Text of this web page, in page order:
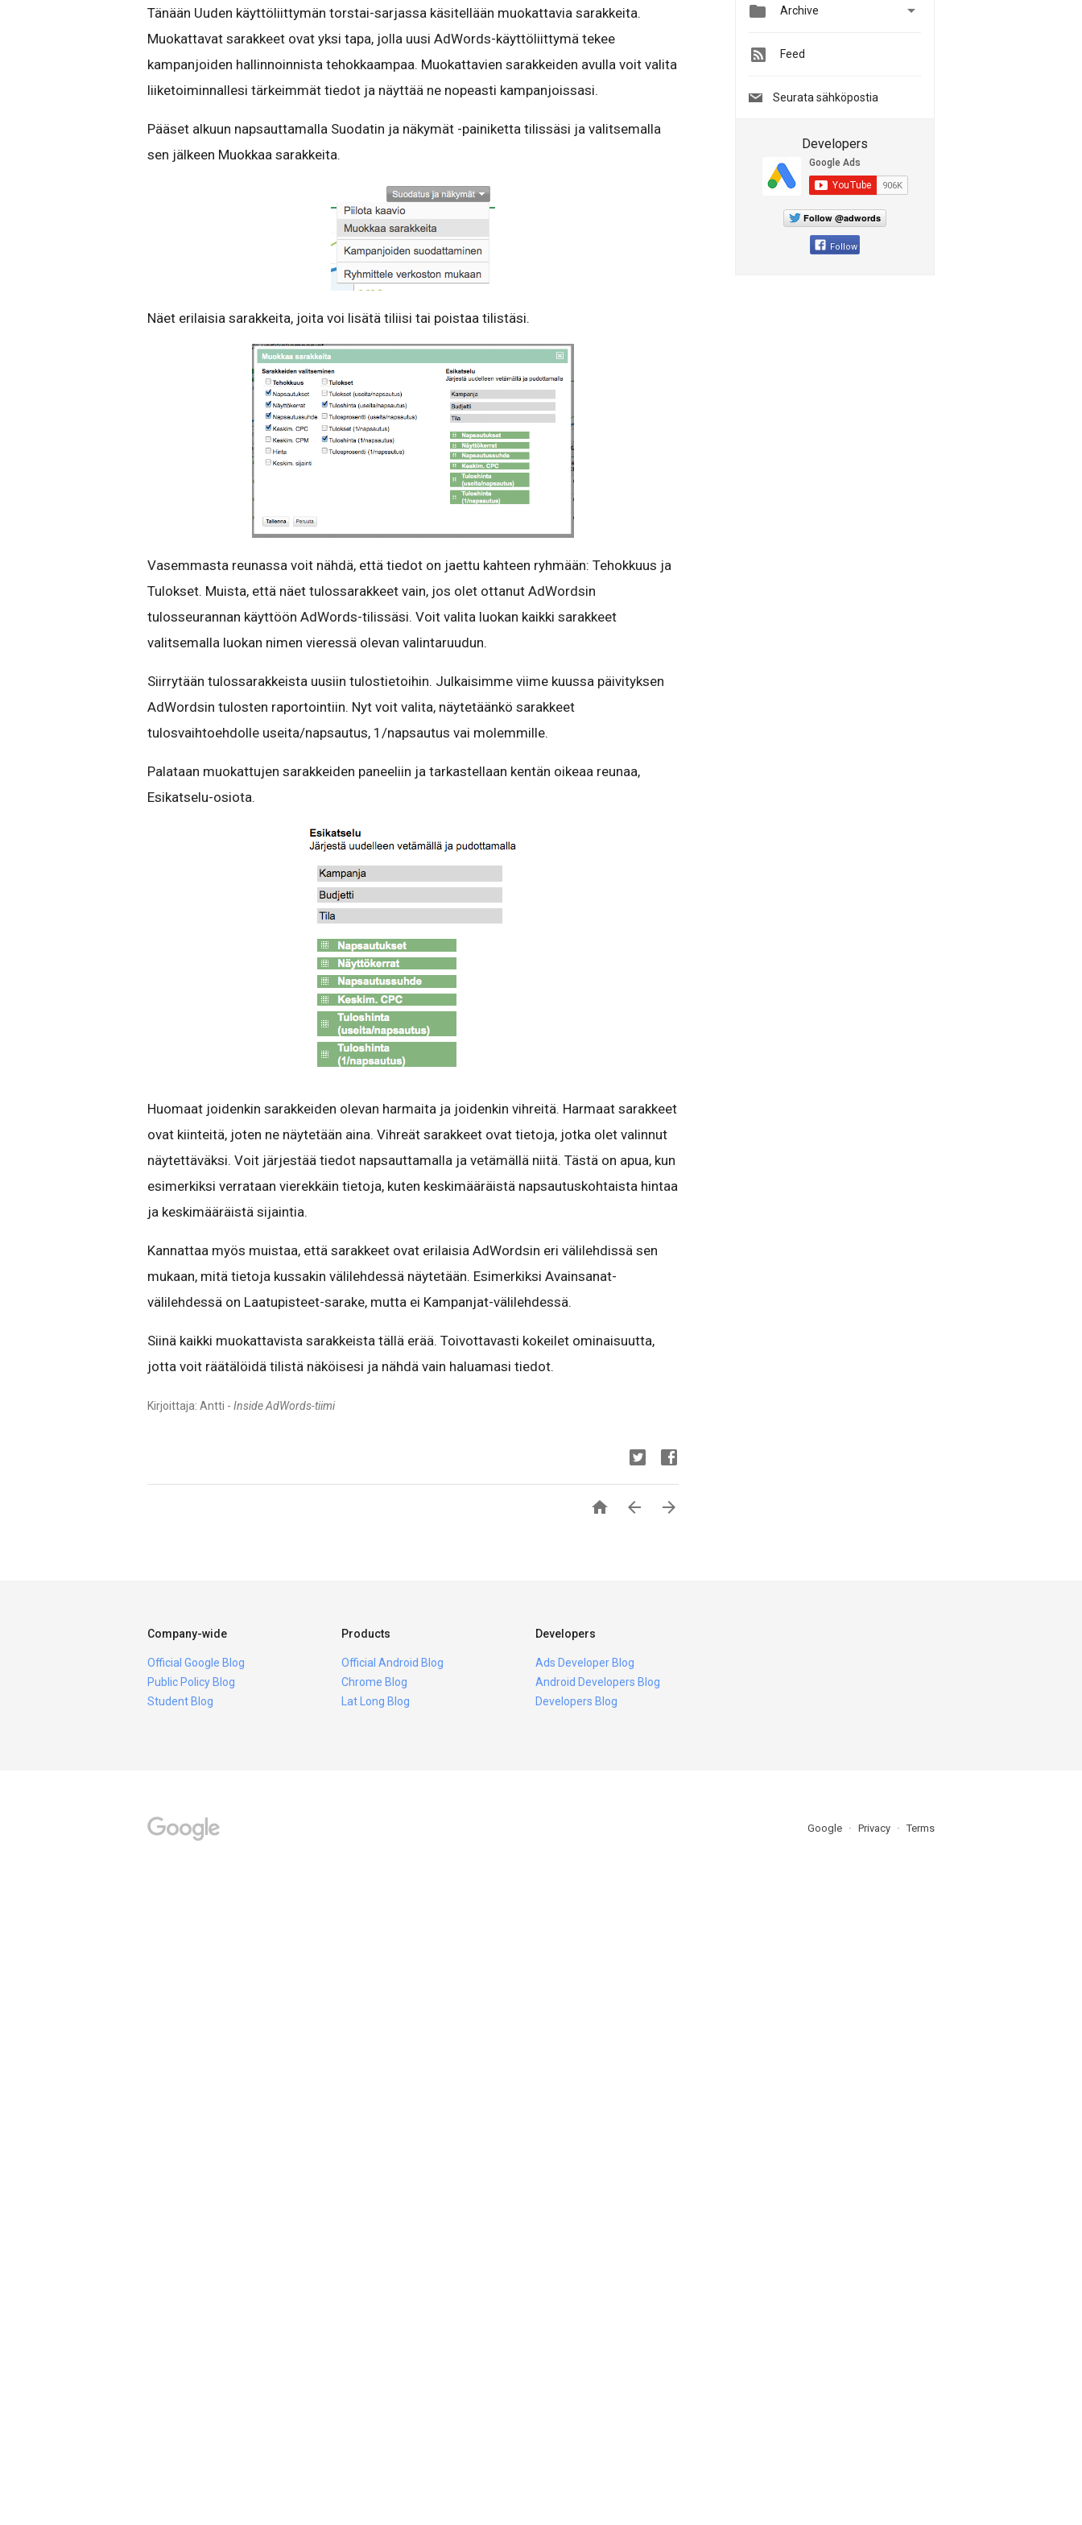
Tänään Uuden käyttöliittymän torstai-sarjassa käsitellään muokattavia sarakkeita.
Muokattavat sarakkeet ovat yksi tapa, jolla uusi AdWords-käyttöliittymä tekee
kampanjoiden hallinnoinnista tehokkaampaa. Muokattavien sarakkeiden avulla voit valita
liiketoiminnallesi tärkeimmät tiedot ja näyttää ne nopeasti kampanjoissasi.
Pääset alkuun napsauttamalla Suodatin ja näkymät -painiketta tilissäsi ja valitsemalla
sen jälkeen Muokkaa sarakkeita.
Näet erilaisia sarakkeita, joita voi lisätä tiliisi tai poistaa tilistäsi.
Vasemmasta reunassa voit nähdä, että tiedot on jaettu kahteen ryhmään: Tehokkuus ja
Tulokset. Muista, että näet tulossarakkeet vain, jos olet ottanut AdWordsin
tulosseurannan käyttöön AdWords-tilissäsi. Voit valita luokan kaikki sarakkeet
valitsemalla luokan nimen vieressä olevan valintaruudun.
Siirrytään tulossarakkeista uusiin tulostietoihin. Julkaisimme viime kuussa päivityksen
AdWordsin tulosten raportointiin. Nyt voit valita, näytetäänkö sarakkeet
tulosvaihtoehdolle useita/napsautus, 1/napsautus vai molemmille.
Palataan muokattujen sarakkeiden paneeliin ja tarkastellaan kentän oikeaa reunaa,
Esikatselu-osiota.
Huomaat joidenkin sarakkeiden olevan harmaita ja joidenkin vihreitä. Harmaat sarakkeet
ovat kiinteitä, joten ne näytetään aina. Vihreät sarakkeet ovat tietoja, jotka olet valinnut
näytettäväksi. Voit järjestää tiedot napsauttamalla ja vetämällä niitä. Tästä on apua, kun
esimerkiksi verrataan vierekkäin tietoja, kuten keskimääräistä napsautuskohtaista hintaa
ja keskimääräistä sijaintia.
Kannattaa myös muistaa, että sarakkeet ovat erilaisia AdWordsin eri välilehdissä sen
mukaan, mitä tietoja kussakin välilehdessä näytetään. Esimerkiksi Avainsanat-
välilehdessä on Laatupisteet-sarake, mutta ei Kampanjat-välilehdessä.
Siinä kaikki muokattavista sarakkeista tällä erää. Toivottavasti kokeilet ominaisuutta,
jotta voit räätälöidä tilistä näköisesi ja nähdä vain haluamasi tiedot.
Kirjoittaja: Antti - Inside AdWords-tiimi
  
 Archive 
Feed
Seurata sähköpostia
Developers
Follow @adwords
Follow
Company-wide
Official Google Blog
Public Policy Blog
Student Blog
Products
Official Android Blog
Chrome Blog
Lat Long Blog
Developers
Ads Developer Blog
Android Developers Blog
Developers Blog
Google Privacy Terms